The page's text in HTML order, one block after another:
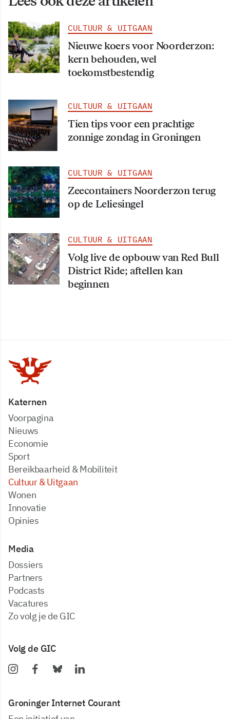
CULTUUR & UITGAAN
Nieuwe koers voor Noorderzon:
kern behouden, wel
toekomstbestendig
CULTUUR & UITGAAN
Tien tips voor een prachtige
zonnige zondag in Groningen
CULTUUR & UITGAAN
Zeecontainers Noorderzon terug
op de Leliesingel
CULTUUR & UITGAAN
Volg live de opbouw van Red Bull
District Ride; aftellen kan
beginnen
Katernen
Voorpagina
Nieuws
Economie
Sport
Bereikbaarheid & Mobiliteit
Cultuur & Uitgaan
Wonen
Innovatie
Opinies
Media
dossiers
partners
podcasts
vacatures
zo volg je de GIC
Volg de GIC
Groninger Internet Courant